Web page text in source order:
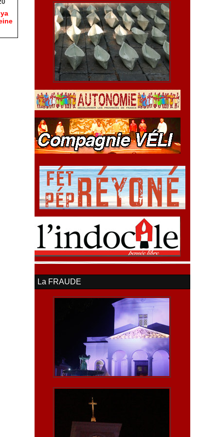
La FRAUDE